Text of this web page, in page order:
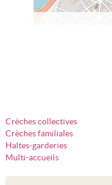
Crèches collectives
Crèches familiales
Haltes-garderies
Multi-accueils